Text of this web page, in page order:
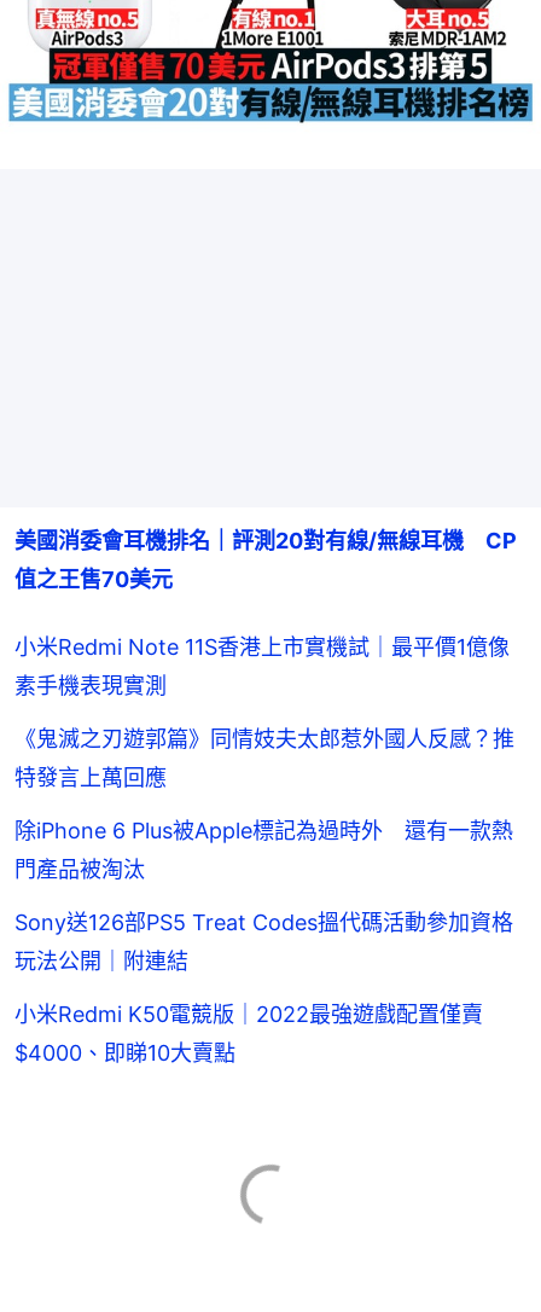
美國消委會耳機排名｜評測20對有線/無線耳機　CP
值之王售70美元
小米Redmi Note 11S香港上市實機試｜最平價1億像
素手機表現實測
《鬼滅之刃遊郭篇》同情妓夫太郎惹外國人反感？推
特發言上萬回應
除iPhone 6 Plus被Apple標記為過時外 還有一款熱
門產品被淘汰
Sony送126部PS5 Treat Codes搵代碼活動參加資格
玩法公開｜附連結
小米Redmi K50電競版｜2022最強遊戲配置僅賣
$4000、即睇10大賣點